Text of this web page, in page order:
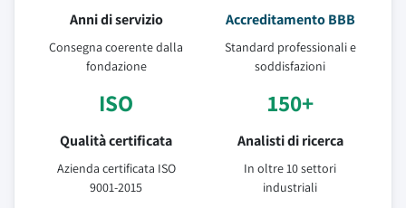
Anni di servizio
Consegna coerente dalla
fondazione
Accreditamento BBB
Standard professionali e
soddisfazioni
ISO
Qualità certificata
Azienda certificata ISO
9001-2015
150+
Analisti di ricerca
In oltre 10 settori
industriali